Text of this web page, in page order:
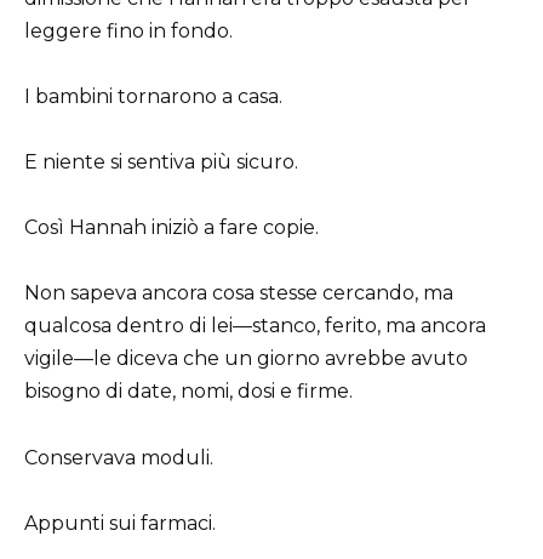
leggere fino in fondo.
I bambini tornarono a casa.
E niente si sentiva più sicuro.
Così Hannah iniziò a fare copie.
Non sapeva ancora cosa stesse cercando, ma
qualcosa dentro di lei—stanco, ferito, ma ancora
vigile—le diceva che un giorno avrebbe avuto
bisogno di date, nomi, dosi e firme.
Conservava moduli.
Appunti sui farmaci.